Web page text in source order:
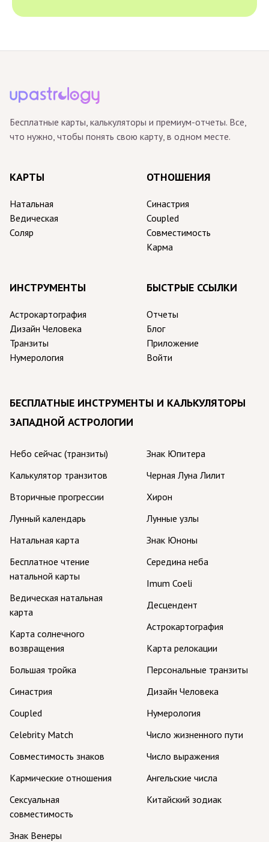
Бесплатные карты, калькуляторы и премиум-отчеты. Все,
что нужно, чтобы понять свою карту, в одном месте.
КАРТЫ
Натальная
Ведическая
Соляр
ОТНОШЕНИЯ
Синастрия
Coupled
Совместимость
Карма
ИНСТРУМЕНТЫ
Астрокартография
Дизайн Человека
Транзиты
Нумерология
БЫСТРЫЕ ССЫЛКИ
Отчеты
Блог
Приложение
Войти
БЕСПЛАТНЫЕ ИНСТРУМЕНТЫ И КАЛЬКУЛЯТОРЫ
ЗАПАДНОЙ АСТРОЛОГИИ
Небо сейчас (транзиты)
Калькулятор транзитов
Вторичные прогрессии
Лунный календарь
Натальная карта
Бесплатное чтение
натальной карты
Ведическая натальная
карта
Карта солнечного
возвращения
Большая тройка
Синастрия
Coupled
Celebrity Match
Совместимость знаков
Кармические отношения
Сексуальная
совместимость
Знак Венеры
Знак Юпитера
Черная Луна Лилит
Хирон
Лунные узлы
Знак Юноны
Середина неба
Imum Coeli
Десцендент
Астрокартография
Карта релокации
Персональные транзиты
Дизайн Человека
Нумерология
Число жизненного пути
Число выражения
Ангельские числа
Китайский зодиак